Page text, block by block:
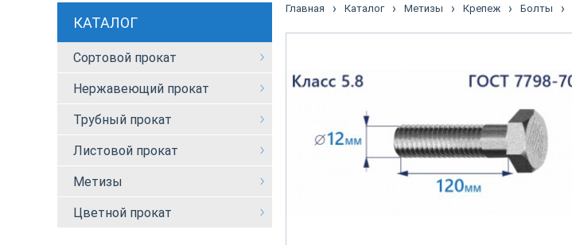
КАТАЛОГ
Сортовой прокат
Нержавеющий прокат
Трубный прокат
Листовой прокат
Метизы
Цветной прокат
Главная › Каталог › Метизы › Крепеж › Болты ›